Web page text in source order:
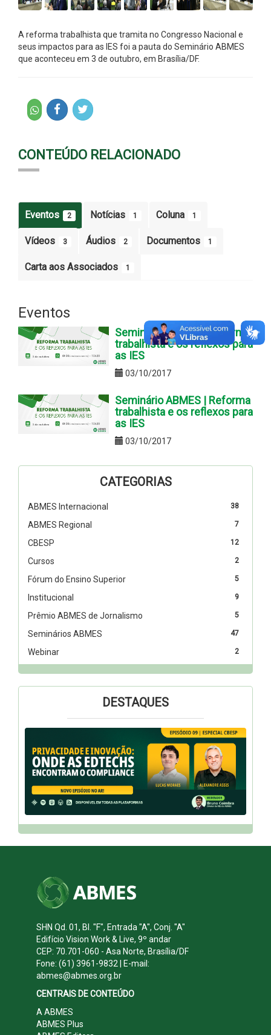
A reforma trabalhista que tramita no Congresso Nacional e
seus impactos para as IES foi a pauta do Seminário ABMES
que aconteceu em 3 de outubro, em Brasília/DF.
CONTEÚDO RELACIONADO
Eventos 2 Notícias 1 Coluna 1
Vídeos 3 Áudios 2 Documentos 1
Carta aos Associados 1
Eventos
Seminário ABMES | Reforma
trabalhista e os reflexos para
as IES
03/10/2017
Seminário ABMES | Reforma
trabalhista e os reflexos para
as IES
03/10/2017
CATEGORIAS
38
ABMES Internacional
7
ABMES Regional
12
CBESP
2
Cursos
5
Fórum do Ensino Superior
9
Institucional
5
Prêmio ABMES de Jornalismo
47
Seminários ABMES
2
Webinar
DESTAQUES
SHN Qd. 01, Bl. "F", Entrada "A", Conj. "A"
Edifício Vision Work & Live, 9º andar
CEP: 70.701-060 - Asa Norte, Brasília/DF
Fone: (61) 3961-9832 | E-mail:
abmes@abmes.org.br
CENTRAIS DE CONTEÚDO
A ABMES
ABMES Plus